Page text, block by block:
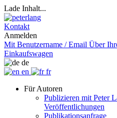
Lade Inhalt...
Kontakt
Anmelden
Mit Benutzername / Email Über
Einkaufswagen
de
en
fr
Für Autoren
Publizieren mit Peter
Veröffentlichungen
Publikationsanfrage